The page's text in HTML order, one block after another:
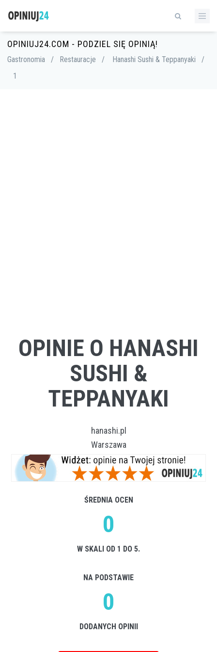
OPINIUJ24.COM - PODZIEL SIĘ OPINIĄ!
Gastronomia / Restauracje / Hanashi Sushi & Teppanyaki
/
1
OPINIE O HANASHI
SUSHI &
TEPPANYAKI
hanashi.pl
Warszawa
ŚREDNIA OCEN
0
W SKALI OD 1 DO 5.
NA PODSTAWIE
0
DODANYCH OPINII